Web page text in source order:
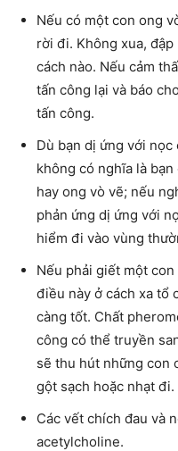
Nếu có một con ong
rời đi. Không xua,
cách nào. Nếu cảm
tấn công lại và báo
tấn công.
Dù bạn dị ứng với
không có nghĩa là
hay ong vò vẽ; nếu
phản ứng dị ứng với
hiểm đi vào vùng
Nếu phải giết một
điều này ở cách xa tổ
càng tốt. Chất
công có thể truyền
sẽ thu hút những con
gột sạch hoặc nhạt đi.
Các vết chích đau và
acetylcholine.